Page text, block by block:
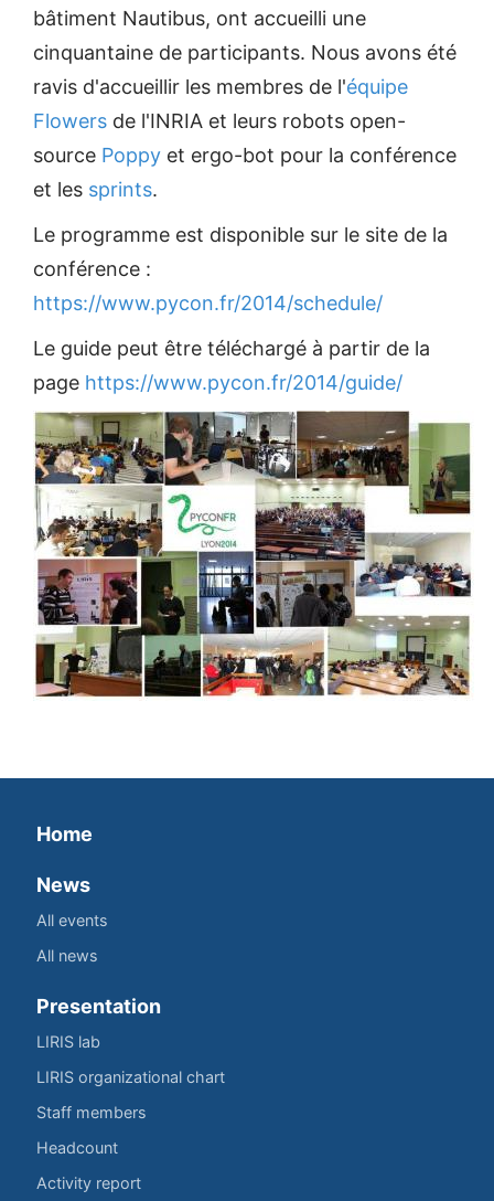
bâtiment Nautibus, ont accueilli une
cinquantaine de participants. Nous avons été
ravis d'accueillir les membres de l'équipe
Flowers de l'INRIA et leurs robots open-
source Poppy et ergo-bot pour la conférence
et les sprints.
Le programme est disponible sur le site de la
conférence :
https://www.pycon.fr/2014/schedule/
Le guide peut être téléchargé à partir de la
page https://www.pycon.fr/2014/guide/
Home
News
All events
All news
Presentation
LIRIS lab
LIRIS organizational chart
Staff members
Headcount
Activity report